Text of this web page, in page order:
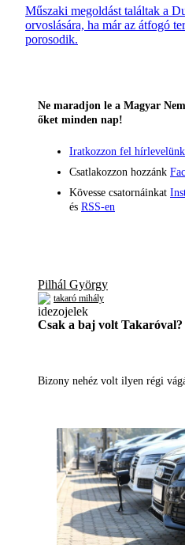
Műszaki megoldást találtak a
orvoslására, ha már az átfogó
porosodik.
Ne maradjon le a Magyar
őket minden nap!
Iratkozzon fel
Csatlakozzon hozzánk
Kövesse csatornáinkat
és RSS-en
Pilhál György
takaró mihály
Csak a baj volt Takaróval?
Bizony nehéz volt ilyen régi